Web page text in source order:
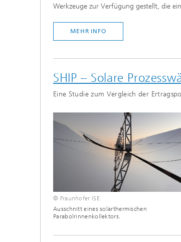
Werkzeuge zur Verfügung gestellt, die
MEHR INFO
SHIP – Solare
Eine Studie zum Vergleich der
© Fraunhofer ISE
Ausschnitt eines solarthermischen
Parabolrinnenkollektors.